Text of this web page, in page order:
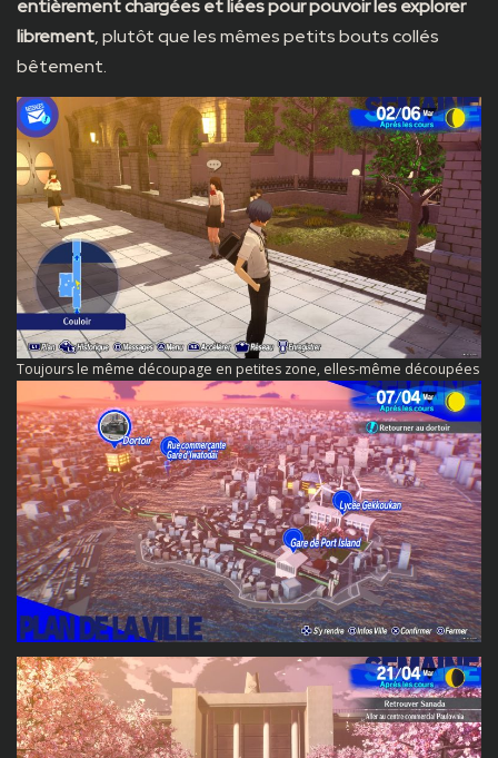
entièrement chargées et liées pour pouvoir les explorer
librement, plutôt que les mêmes petits bouts collés
bêtement.
Toujours le même découpage en petites zone, elles-même découpées